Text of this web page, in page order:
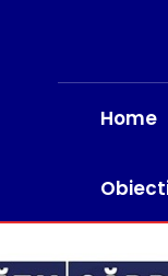
Home